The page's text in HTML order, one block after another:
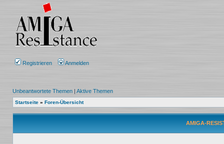
Registrieren Anmelden
Unbeantwortete Themen | Aktive Themen
Startseite » Foren-Übersicht
AMIGA-